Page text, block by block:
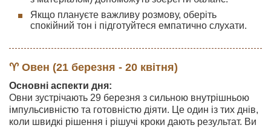
Якщо плануєте важливу розмову, оберіть
спокійний тон і підготуйтеся емпатично слухати.
♈ Овен (21 березня - 20 квітня)
Основні аспекти дня:
Овни зустрічають 29 березня з сильною внутрішньою
імпульсивністю та готовністю діяти. Це один із тих днів,
коли швидкі рішення і рішучі кроки дають результат. Ви